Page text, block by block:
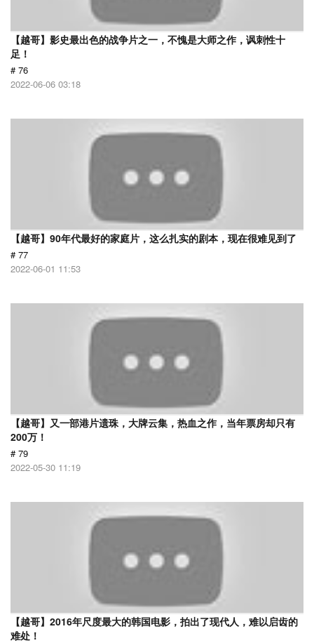
【越哥】影史最出色的战争片之一，不愧是大师之作，讽刺性十
足！
# 76
2022-06-06 03:18
【越哥】90年代最好的家庭片，这么扎实的剧本，现在很难见到了
# 77
2022-06-01 11:53
【越哥】又一部港片遗珠，大牌云集，热血之作，当年票房却只有
200万！
# 79
2022-05-30 11:19
【越哥】2016年尺度最大的韩国电影，拍出了现代人，难以启齿的
难处！